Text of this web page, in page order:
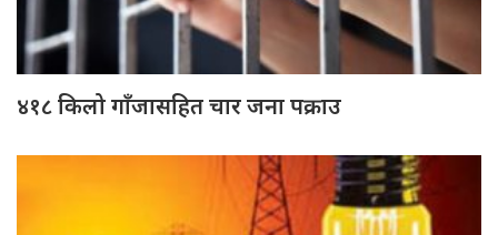
४१८ किलो गाँजासहित चार जना पक्राउ